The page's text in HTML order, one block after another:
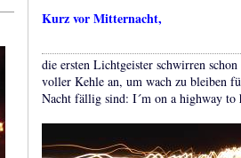
Kurz vor Mitternacht,
die ersten Lichtgeister schwirren
voller Kehle an, um wach zu bleiben
Nacht fällig sind: I´m on a highway to